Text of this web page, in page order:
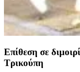
Επίθεση σε
Τρικούπη